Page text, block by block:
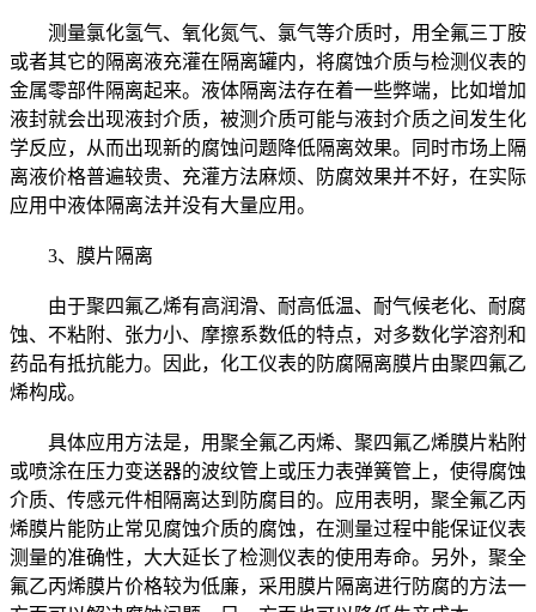
测量氯化氢气、氧化氮气、氯气等介质时，用全氟三丁胺
或者其它的隔离液充灌在隔离罐内，将腐蚀介质与检测仪表的
金属零部件隔离起来。液体隔离法存在着一些弊端，比如增加
液封就会出现液封介质，被测介质可能与液封介质之间发生化
学反应，从而出现新的腐蚀问题降低隔离效果。同时市场上隔
离液价格普遍较贵、充灌方法麻烦、防腐效果并不好，在实际
应用中液体隔离法并没有大量应用。
3、膜片隔离
由于聚四氟乙烯有高润滑、耐高低温、耐气候老化、耐腐
蚀、不粘附、张力小、摩擦系数低的特点，对多数化学溶剂和
药品有抵抗能力。因此，化工仪表的防腐隔离膜片由聚四氟乙
烯构成。
具体应用方法是，用聚全氟乙丙烯、聚四氟乙烯膜片粘附
或喷涂在压力变送器的波纹管上或压力表弹簧管上，使得腐蚀
介质、传感元件相隔离达到防腐目的。应用表明，聚全氟乙丙
烯膜片能防止常见腐蚀介质的腐蚀，在测量过程中能保证仪表
测量的准确性，大大延长了检测仪表的使用寿命。另外，聚全
氟乙丙烯膜片价格较为低廉，采用膜片隔离进行防腐的方法一